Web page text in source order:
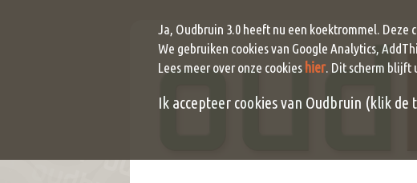
Ja, Oudbruin 3.0 heeft nu een koektrommel. Deze
We gebruiken cookies van Google Analytics,
Lees meer over onze cookies hier. Dit scherm blijft
Ik accepteer cookies van Oudbruin (klik de